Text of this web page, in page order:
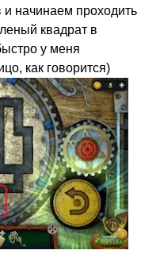
и начинаем проходить
квадрат в
у меня
как говорится)